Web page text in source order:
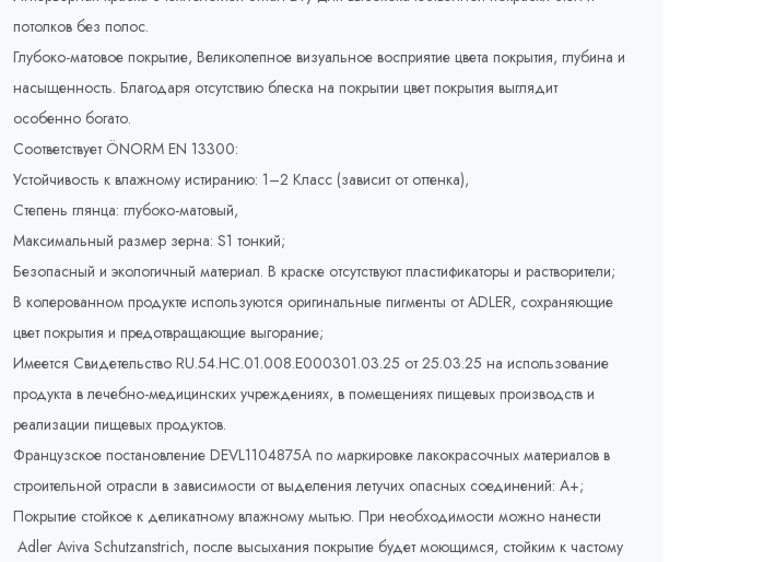
потолков без полос.
Глубоко-матовое покрытие, Великолепное визуальное восприятие цвета покрытия, глубина и
насыщенность. Благодаря отсутствию блеска на покрытии цвет покрытия выглядит
особенно богато.
Соответствует ÖNORM EN 13300:
Устойчивость к влажному истиранию: 1–2 Класс (зависит от оттенка),
Степень глянца: глубоко-матовый,
Максимальный размер зерна: S1 тонкий;
Безопасный и экологичный материал. В краске отсутствуют пластификаторы и растворители;
В колерованном продукте используются оригинальные пигменты от ADLER, сохраняющие
цвет покрытия и предотвращающие выгорание;
Имеется Свидетельство RU.54.HC.01.008.E000301.03.25 от 25.03.25 на использование
продукта в лечебно-медицинских учреждениях, в помещениях пищевых производств и
реализации пищевых продуктов.
Французское постановление DEVL1104875A по маркировке лакокрасочных материалов в
строительной отрасли в зависимости от выделения летучих опасных соединений: A+;
Покрытие стойкое к деликатному влажному мытью. При необходимости можно нанести
Adler Aviva Schutzanstrich, после высыхания покрытие будет моющимся, стойким к частому